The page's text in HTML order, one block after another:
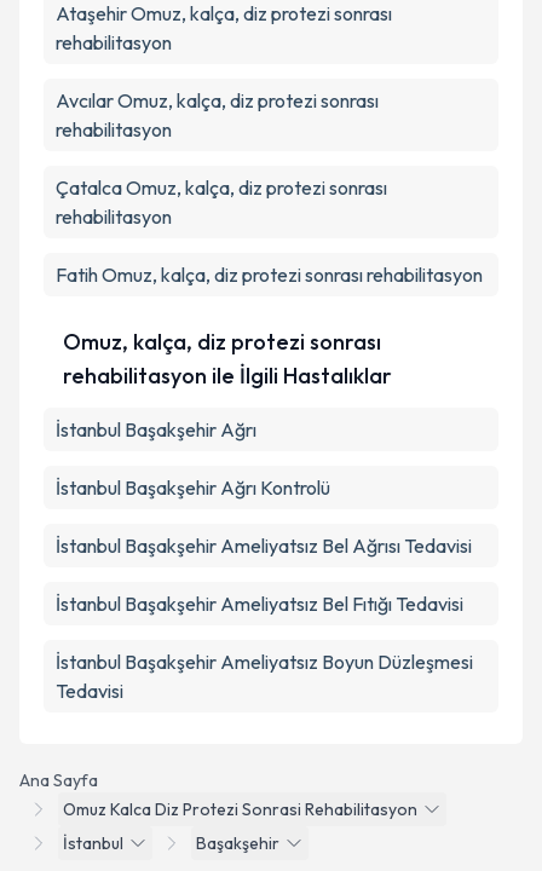
Ana Sayfa
Omuz Kalca Diz Protezi Sonrasi Rehabilitasyon
İstanbul
Başakşehir
AtaşehirOmuz, kalça, diz protezi sonrası
rehabilitasyon
AvcılarOmuz, kalça, diz protezi sonrası
rehabilitasyon
ÇatalcaOmuz, kalça, diz protezi sonrası
rehabilitasyon
FatihOmuz, kalça, diz protezi sonrası rehabilitasyon
Omuz, kalça, diz protezi sonrası
rehabilitasyon ile İlgili Hastalıklar
İstanbul Başakşehir Ağrı
İstanbul Başakşehir Ağrı Kontrolü
İstanbul Başakşehir Ameliyatsız Bel Ağrısı Tedavisi
İstanbul Başakşehir Ameliyatsız Bel Fıtığı Tedavisi
İstanbul Başakşehir Ameliyatsız Boyun Düzleşmesi
Tedavisi